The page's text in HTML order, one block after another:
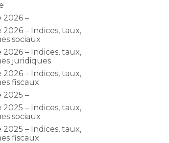
2026 –
2026 – Indices, taux,
sociaux
2026 – Indices, taux,
juridiques
2026 – Indices, taux,
fiscaux
2025 –
2025 – Indices, taux,
sociaux
2025 – Indices, taux,
fiscaux